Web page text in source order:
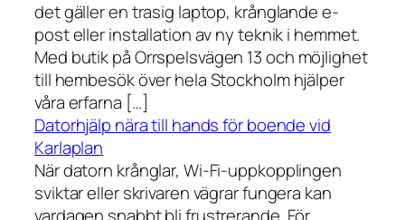
det gäller en trasig laptop, krånglande e-
post eller installation av ny teknik i hemmet.
Med butik på Orrspelsvägen 13 och möjlighet
till hembesök över hela Stockholm hjälper
våra erfarna […]
Datorhjälp nära till hands för boende vid
Karlaplan
När datorn krånglar, Wi-Fi-uppkopplingen
sviktar eller skrivaren vägrar fungera kan